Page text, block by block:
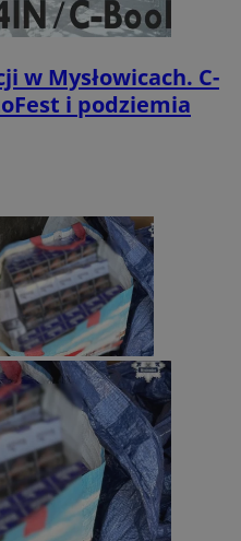
w Mysłowicach. C-
i podziemia